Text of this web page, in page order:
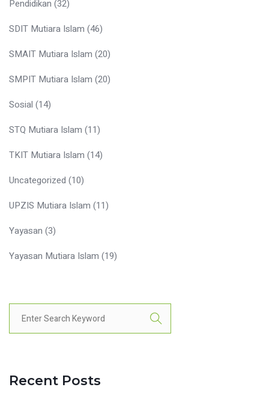
Pendidikan (32)
SDIT Mutiara Islam (46)
SMAIT Mutiara Islam (20)
SMPIT Mutiara Islam (20)
Sosial (14)
STQ Mutiara Islam (11)
TKIT Mutiara Islam (14)
Uncategorized (10)
UPZIS Mutiara Islam (11)
Yayasan (3)
Yayasan Mutiara Islam (19)
Recent Posts